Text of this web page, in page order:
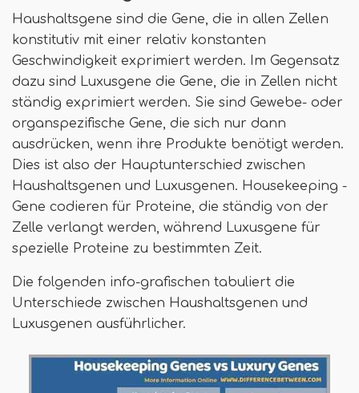
Haushaltsgene sind die Gene, die in allen Zellen
konstitutiv mit einer relativ konstanten
Geschwindigkeit exprimiert werden. Im Gegensatz
dazu sind Luxusgene die Gene, die in Zellen nicht
ständig exprimiert werden. Sie sind Gewebe- oder
organspezifische Gene, die sich nur dann
ausdrücken, wenn ihre Produkte benötigt werden.
Dies ist also der Hauptunterschied zwischen
Haushaltsgenen und Luxusgenen. Housekeeping -
Gene codieren für Proteine, die ständig von der
Zelle verlangt werden, während Luxusgene für
spezielle Proteine ​​zu bestimmten Zeit.
Die folgenden info-grafischen tabuliert die
Unterschiede zwischen Haushaltsgenen und
Luxusgenen ausführlicher.